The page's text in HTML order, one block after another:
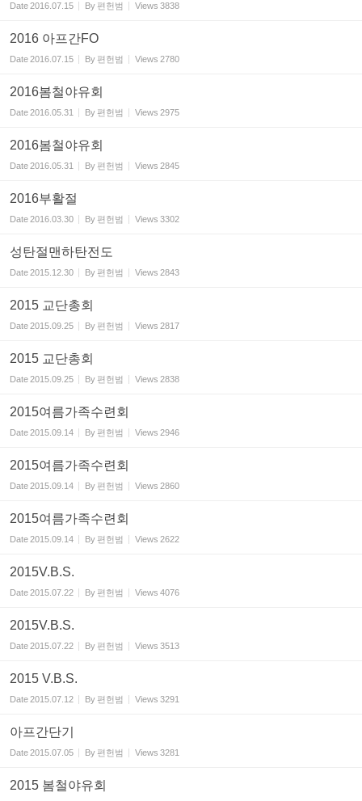
Date2016.07.15 By편헌범 Views 3838
2016 아프간FO
Date2016.07.15 By편헌범 Views 2780
2016봄철야유회
Date2016.05.31 By편헌범 Views 2975
2016봄철야유회
Date2016.05.31 By편헌범 Views 2845
2016부활절
Date2016.03.30 By편헌범 Views 3302
성탄절맨하탄전도
Date2015.12.30 By편헌범 Views 2843
2015 교단총회
Date2015.09.25 By편헌범 Views 2817
2015 교단총회
Date2015.09.25 By편헌범 Views 2838
2015여름가족수련회
Date2015.09.14 By편헌범 Views 2946
2015여름가족수련회
Date2015.09.14 By편헌범 Views 2860
2015여름가족수련회
Date2015.09.14 By편헌범 Views 2622
2015V.B.S.
Date2015.07.22 By편헌범 Views 4076
2015V.B.S.
Date2015.07.22 By편헌범 Views 3513
2015 V.B.S.
Date2015.07.12 By편헌범 Views 3291
아프간단기
Date2015.07.05 By편헌범 Views 3281
2015 봄철야유회